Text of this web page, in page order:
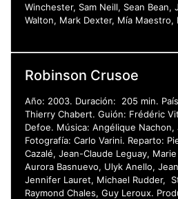
Winchester, Sam Neill, Sean Bean,
Walton, Mark Dexter, Mía Maestro,
Robinson Crusoe
Año: 2003. Duración: 205 min.
Thierry Chabert. Guión: Frédéric
Defoe. Música: Angélique Nachon,
Fotografía: Carlo Varini. Reparto:
Cazalé, Jean-Claude Leguay,
Aurora Basnuevo, Ulyk Anello,
Jennifer Lauret, Michael Rudder,
Raymond Chales, Guy Leroux.